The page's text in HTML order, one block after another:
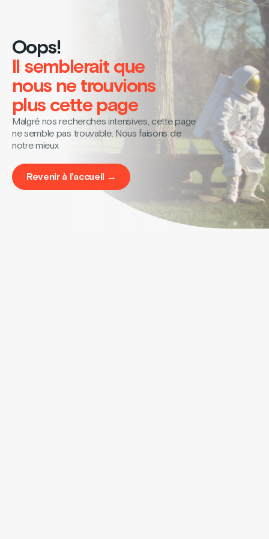
Oops!
Il semblerait que
nous ne trouvions
plus cette page
Malgré nos recherches intensives, cette page
ne semble pas trouvable. Nous faisons de
notre mieux
Revenir à l’accueil →